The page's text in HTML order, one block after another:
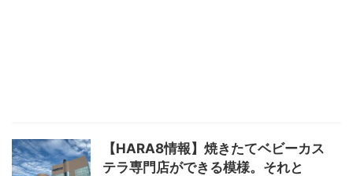
【HARA8情報】焼きたてベビーカス
テラ専門店ができる模様。それと